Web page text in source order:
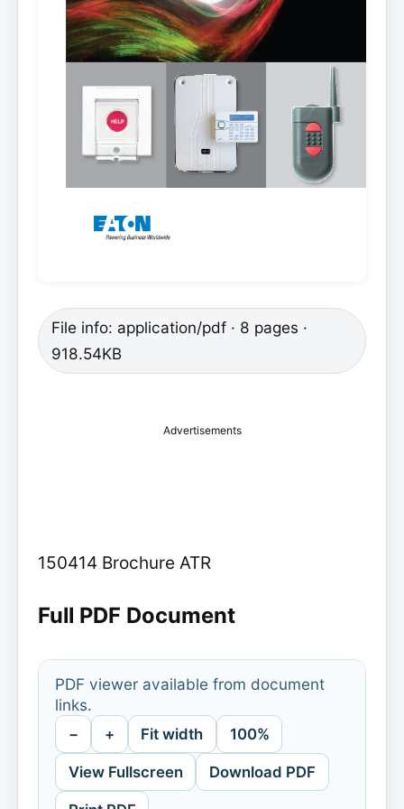
File info: application/pdf · 8 pages ·
918.54KB
Advertisements
150414 Brochure ATR
Full PDF Document
PDF viewer available from document
links.
− + Fit width 100%
View Fullscreen Download PDF